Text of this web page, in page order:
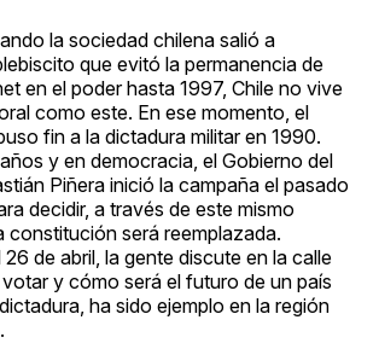
la sociedad chilena salió a
que evitó la permanencia de
en el poder hasta 1997, Chile no vive
como este. En ese momento, el
fin a la dictadura militar en 1990.
y en democracia, el Gobierno del
Piñera inició la campaña el pasado
decidir, a través de este mismo
constitución será reemplazada.
26 de abril, la gente discute en la calle
y cómo será el futuro de un país
ha sido ejemplo en la región